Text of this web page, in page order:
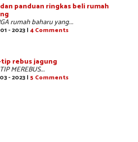
panduan ringkas beli rumah
rumah baharu yang...
- 2023 | 4 Comments
rebus jagung
MEREBUS...
- 2023 | 5 Comments